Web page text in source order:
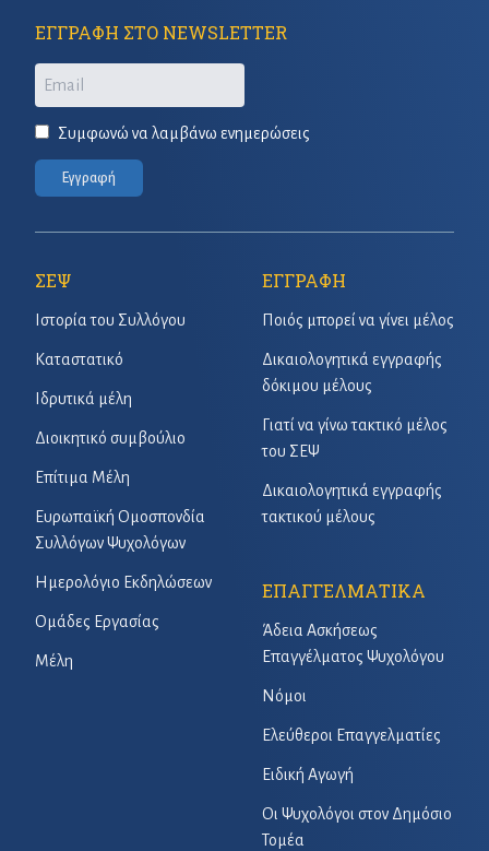
ΕΓΓΡΑΦΗ ΣΤΟ NEWSLETTER
Email
Συμφωνώ να λαμβάνω ενημερώσεις
Εγγραφή
ΣΕΨ
Ιστορία του Συλλόγου
Καταστατικό
Ιδρυτικά μέλη
Διοικητικό συμβούλιο
Επίτιμα Μέλη
Ευρωπαϊκή Ομοσπονδία
Συλλόγων Ψυχολόγων
Ημερολόγιο Εκδηλώσεων
Ομάδες Εργασίας
Μέλη
ΕΓΓΡΑΦΗ
Ποιός μπορεί να γίνει μέλος
Δικαιολογητικά εγγραφής
δόκιμου μέλους
Γιατί να γίνω τακτικό μέλος
του ΣΕΨ
Δικαιολογητικά εγγραφής
τακτικού μέλους
ΕΠΑΓΓΕΛΜΑΤΙΚΑ
Άδεια Ασκήσεως
Επαγγέλματος Ψυχολόγου
Νόμοι
Ελεύθεροι Επαγγελματίες
Ειδική Αγωγή
Οι Ψυχολόγοι στον Δημόσιο
Τομέα